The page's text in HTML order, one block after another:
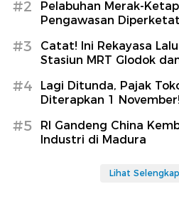
#2
Pelabuhan Merak-
Pengawasan Diperketat
#3
Catat! Ini Rekayasa
Stasiun MRT Glodok
#4
Lagi Ditunda, Pajak
Diterapkan 1 November!
#5
RI Gandeng China
Industri di Madura
Lihat